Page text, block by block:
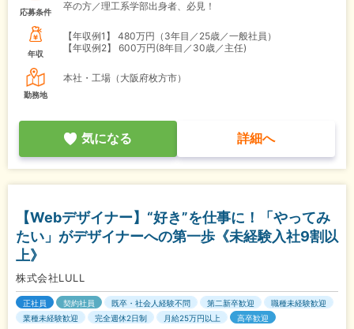
応募条件
卒の方／理工系学部出身者、必見！
年収
【年収例1】
480万円（3年目／25歳／一般社員）
【年収例2】
600万円(8年目／30歳／主任)
勤務地
本社・工場（大阪府枚方市）
気になる 詳細へ
【Webデザイナー】“好き”を仕事に！「やってみ
たい」がデザイナーへの第一歩《未経験入社9割以
上》
株式会社LULL
正社員 契約社員 既卒・社会人経験不問 第二新卒歓迎
職種未経験歓迎
業種未経験歓迎
完全週休2日制 月給25万円以上 高卒歓迎